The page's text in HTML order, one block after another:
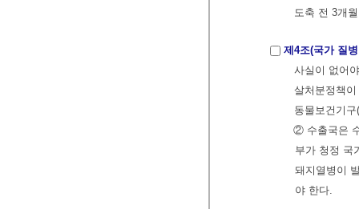
도축 전 3개
제4조(국가 질
사실이 없어
살처분정책
동물보건기
② 수출국은
부가 청정 국
돼지열병이
야 한다.